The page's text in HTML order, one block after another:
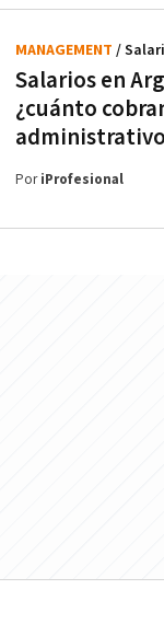
Salarios en
¿cuánto
MANAGEMENT /
PoriProfesional